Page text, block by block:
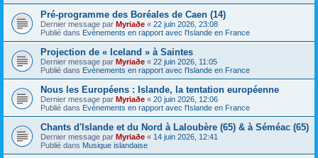
Pré-programme des Boréales de Caen (14)
Dernier message par Myriaðe « 22 juin 2026, 23:08
Publié dans Evènements en rapport avec l'Islande en France
Projection de « Iceland » à Saintes
Dernier message par Myriaðe « 22 juin 2026, 11:05
Publié dans Evènements en rapport avec l'Islande en France
Nous les Européens : Islande, la tentation européenne
Dernier message par Myriaðe « 20 juin 2026, 12:06
Publié dans Evènements en rapport avec l'Islande en France
Chants d'Islande et du Nord à Laloubère (65) & à Séméac (65)
Dernier message par Myriaðe « 14 juin 2026, 12:41
Publié dans Musique islandaise